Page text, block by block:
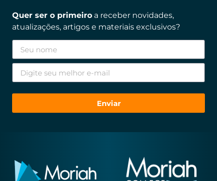
Quer ser o primeiro a receber novidades,
atualizações, artigos e materiais exclusivos?
Enviar